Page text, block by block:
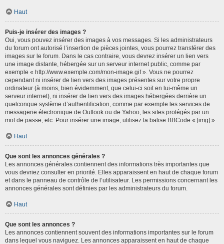
Haut
Puis-je insérer des images ?
Oui, vous pouvez insérer des images à vos messages. Si les administrateurs
du forum ont autorisé l’insertion de pièces jointes, vous pourrez transférer des
images sur le forum. Dans le cas contraire, vous devrez insérer un lien vers
une image distante, hébergée sur un serveur internet public, comme par
exemple « http://www.exemple.com/mon-image.gif ». Vous ne pourrez
cependant ni insérer de lien vers des images présentes sur votre propre
ordinateur (à moins, bien évidemment, que celui-ci soit en lui-même un
serveur internet), ni insérer de lien vers des images hébergées derrière un
quelconque système d’authentification, comme par exemple les services de
messagerie électronique de Outlook ou de Yahoo, les sites protégés par un
mot de passe, etc. Pour insérer une image, utilisez la balise BBCode « [img] ».
Haut
Que sont les annonces générales ?
Les annonces générales contiennent des informations très importantes que
vous devriez consulter en priorité. Elles apparaissent en haut de chaque forum
et dans le panneau de contrôle de l’utilisateur. Les permissions concernant les
annonces générales sont définies par les administrateurs du forum.
Haut
Que sont les annonces ?
Les annonces contiennent souvent des informations importantes sur le forum
dans lequel vous naviguez. Les annonces apparaissent en haut de chaque